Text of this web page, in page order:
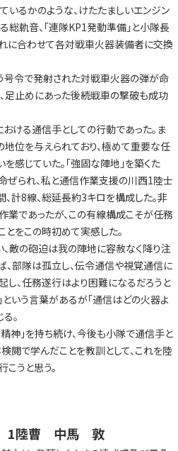
るかのような、けたたましいエンジン
総軌音、「連隊KP1発動準備」と小隊長
に合わせて各対戦車火器装備者に交換
号令で発射された対戦車火器の弾が命
足止めにあった後続戦車の撃破も成功
ける通信手としての行動であった。ま
位を与えられており、極めて重要な任
感じていた。「強固な陣地」を築くた
ぜられ、私と通信作業支援の川西1陸士
計8線、総延長約3キロを構成した。非
業であったが、この有線構成こそが任務
をこの時初めて実感した。
敵の砲迫は我の陣地に容赦なく降り注
、部隊は孤立し、伝令通信や視覚通信に
、任務遂行はより困難になるだろうと
という言葉があるが「通信はどの火器よ
。
神」を持ち続け、今後も小隊で通信手と
閲で学んだことを教訓として、これを陸
うと思う。
) 1陸曹 中馬 敦